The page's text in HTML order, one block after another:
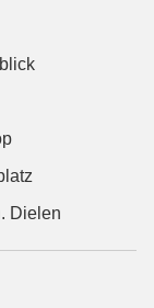
Dielen